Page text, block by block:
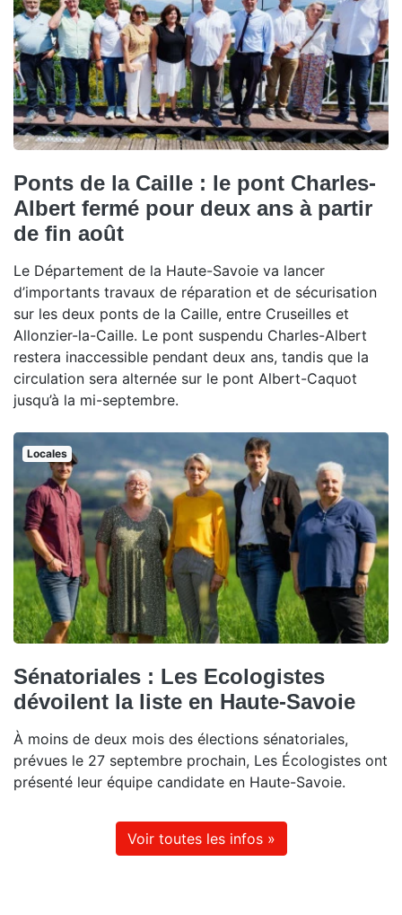
Ponts de la Caille : le pont Charles-
Albert fermé pour deux ans à partir
de fin août
Le Département de la Haute-Savoie va lancer
d’importants travaux de réparation et de sécurisation
sur les deux ponts de la Caille, entre Cruseilles et
Allonzier-la-Caille. Le pont suspendu Charles-Albert
restera inaccessible pendant deux ans, tandis que la
circulation sera alternée sur le pont Albert-Caquot
jusqu’à la mi-septembre.
Locales
Sénatoriales : Les Ecologistes
dévoilent la liste en Haute-Savoie
À moins de deux mois des élections sénatoriales,
prévues le 27 septembre prochain, Les Écologistes ont
présenté leur équipe candidate en Haute-Savoie.
Voir toutes les infos »